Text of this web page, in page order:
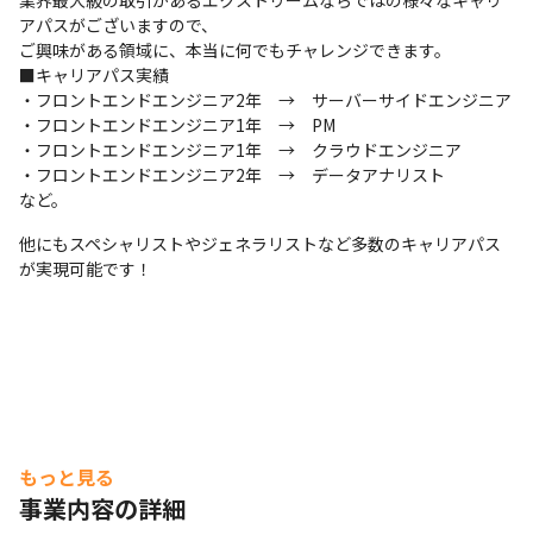
アパスがございますので、
ご興味がある領域に、本当に何でもチャレンジできます。
■キャリアパス実績
・フロントエンドエンジニア2年　→　サーバーサイドエンジニア
・フロントエンドエンジニア1年　→　PM
・フロントエンドエンジニア1年　→　クラウドエンジニア
・フロントエンドエンジニア2年　→　データアナリスト
など。
他にもスペシャリストやジェネラリストなど多数のキャリアパス
が実現可能です！
もっと見る
事業内容の詳細